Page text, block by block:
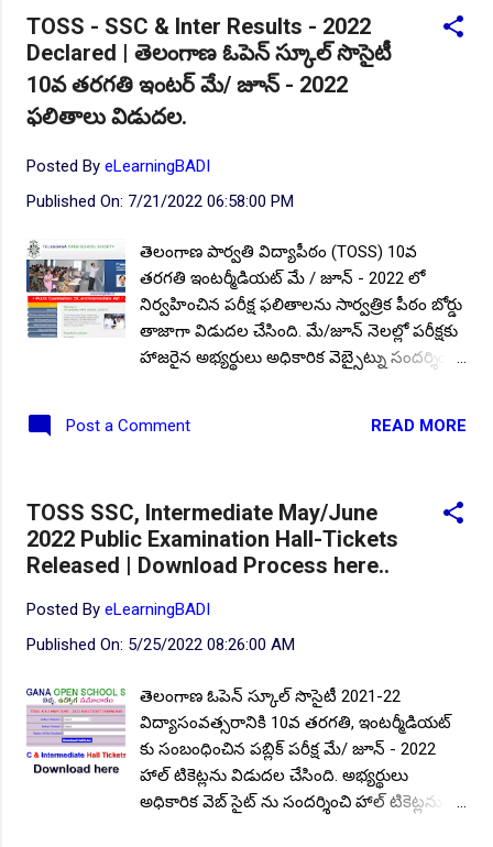
4న ముగుస్తున్నాయి. కాబట్టి అభ్యర్థులు ముందుగానే
ఈ విషయాన్ని తెలుసుకుని హాల్టికెట్లను డౌన్లోడ్ లేదా
సెంటర్ నుండి పొంది పరీక్షలకు హాజరు కండి.. ఈ
పరీక్ష హాల్ టికెట్లను రెండు విధాలుగా డౌన్లోడ్
పరీక్ష ఫీజు చెల్లించి నటువంటి TOSS కేంద్రానికి వెళ్లి..
చేయవచ్చు. Job Alert 2022 | డిప్లమా సివిల్
ఇంజనీరింగ్ అర్హతతో భారీగా ఉద్యోగాల భర్తీకి
ప్రకటన. దరఖాస్తు చేయండిలా.. అధికారిక వెబ్ సైట్
లింక్ ::
https://www.telanganaopenschool.org/ ఆన్లైన్
ద్వారా హాల్ టికెట...
TOSS - SSC & Inter Results - 2022
Declared | తెలంగాణ ఓపెన్ స్కూల్ సొసైటీ
10వ తరగతి ఇంటర్ మే/ జూన్ - 2022
ఫలితాలు విడుదల.
Posted By eLearningBADI
Published On: 7/21/2022 06:58:00 PM
తెలంగాణ పార్వతి విద్యాపీఠం (TOSS) 10వ
తరగతి ఇంటర్మీడియట్ మే / జూన్ - 2022 లో
నిర్వహించిన పరీక్ష ఫలితాలను సార్వత్రిక పీఠం బోర్డు
తాజాగా విడుదల చేసింది. మే/జూన్ నెలల్లో పరీక్షకు
హాజరైన అభ్యర్థులు అధికారిక వెబ్సైట్ను సందర్శించి
విద్యావిధానంలో విద్య నభ్యసించ లేని వారికి
ప్రతి జిల్లా కేంద్రంలో అందుబాటులో విద్యా
కేంద్రాలను ఏర్పాటు చేసింది. ముఖ్యంగా ఈ
సార్వత్రిక విద్యాపీఠం ద్వారా గృహిణులు,
అందుకుంటున్నారు.. 2022-23 విద్యా సంవత్సరానికి
సంబంధించి కూడా తాజాగా ప్రవేశ ప్రకటన కు
అభ్యర్థులు అధికారిక వెబ్ సైట్ ను సందర్శించి తగిన
సమాచారాన్ని తెలుసుకొని విద్య నభ్యసించ
వచ్చును.. TOSS 10th Inter Special Admission
Schedule 2021-22 | Join and Freedom to
Learn | Check more details here.. TOSS -
Post a Comment READ MORE
TOSS SSC, Intermediate May/June
2022 Public Examination Hall-Tickets
Released | Download Process here..
Posted By eLearningBADI
Published On: 5/25/2022 08:26:00 AM
తెలంగాణ ఓపెన్ స్కూల్ సొసైటీ 2021-22
విద్యాసంవత్సరానికి 10వ తరగతి, ఇంటర్మీడియట్
కు సంబంధించిన పబ్లిక్ పరీక్ష మే/ జూన్ - 2022
హాల్ టికెట్లను విడుదల చేసింది. అభ్యర్థులు
అధికారిక వెబ్ సైట్ ను సందర్శించి హాల్ టికెట్లను